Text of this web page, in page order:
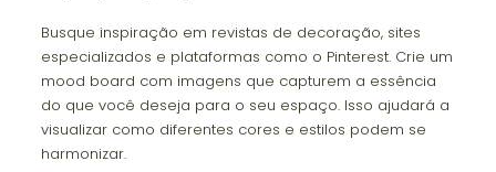
Busque inspiração em revistas de decoração, sites
especializados e plataformas como o Pinterest. Crie um
mood board com imagens que capturem a essência
do que você deseja para o seu espaço. Isso ajudará a
visualizar como diferentes cores e estilos podem se
harmonizar.